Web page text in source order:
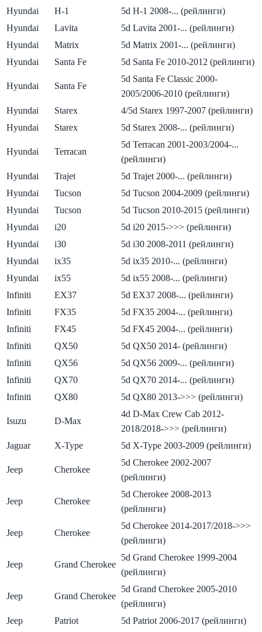
Hyundai
H-1
5d H-1 2008-... (рейлинги)
Hyundai
Lavita
5d Lavita 2001-... (рейлинги)
Hyundai
Matrix
5d Matrix 2001-... (рейлинги)
Hyundai
Santa Fe 5d Santa Fe 2010-2012 (рейлинги)
Hyundai Santa Fe
5d Santa Fe Classic 2000-
2005/2006-2010 (рейлинги)
Hyundai
Starex
4/5d Starex 1997-2007 (рейлинги)
Hyundai
Starex 5d Starex 2008-... (рейлинги)
Hyundai Terracan
5d Terracan 2001-2003/2004-...
(рейлинги)
Hyundai
Trajet
5d Trajet 2000-... (рейлинги)
Hyundai
Tucson
5d Tucson 2004-2009 (рейлинги)
Hyundai
Tucson
5d Tucson 2010-2015 (рейлинги)
Hyundai
i20
5d i20 2015->>> (рейлинги)
Hyundai
i30
5d i30 2008-2011 (рейлинги)
Hyundai
ix35
5d ix35 2010-... (рейлинги)
Hyundai
ix55
5d ix55 2008-... (рейлинги)
Infiniti
EX37
5d EX37 2008-... (рейлинги)
Infiniti
FX35
5d FX35 2004-... (рейлинги)
Infiniti
FX45
5d FX45 2004-... (рейлинги)
Infiniti
QX50
5d QX50 2014- (рейлинги)
Infiniti
QX56
5d QX56 2009-... (рейлинги)
Infiniti
QX70
5d QX70 2014-... (рейлинги)
Infiniti
QX80 5d QX80 2013->>> (рейлинги)
Isuzu D-Max
4d D-Max Crew Cab 2012-
2018/2018->>> (рейлинги)
Jaguar
X-Type 5d X-Type 2003-2009 (рейлинги)
Jeep Cherokee
5d Cherokee 2002-2007
(рейлинги)
Jeep Cherokee
5d Cherokee 2008-2013
(рейлинги)
Jeep Cherokee
5d Cherokee 2014-2017/2018->>>
(рейлинги)
Jeep Grand Cherokee
5d Grand Cherokee 1999-2004
(рейлинги)
Jeep Grand Cherokee
5d Grand Cherokee 2005-2010
(рейлинги)
Jeep
Patriot
5d Patriot 2006-2017 (рейлинги)